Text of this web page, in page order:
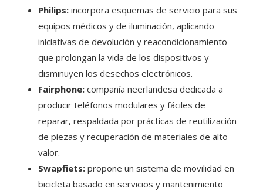
Philips: incorpora esquemas de servicio para sus
equipos médicos y de iluminación, aplicando
iniciativas de devolución y reacondicionamiento
que prolongan la vida de los dispositivos y
disminuyen los desechos electrónicos.
Fairphone: compañía neerlandesa dedicada a
producir teléfonos modulares y fáciles de
reparar, respaldada por prácticas de reutilización
de piezas y recuperación de materiales de alto
valor.
Swapfiets: propone un sistema de movilidad en
bicicleta basado en servicios y mantenimiento